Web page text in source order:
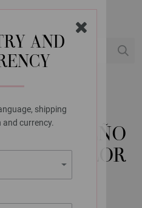
AND
shipping
currency.
DISEÑO
120CM